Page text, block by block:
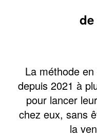
La méthode
depuis 2021 à
pour lancer
chez eux, sans
la